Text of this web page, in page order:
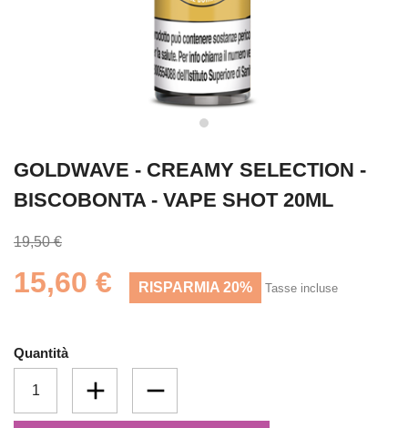
GOLDWAVE - CREAMY SELECTION -
BISCOBONTA - VAPE SHOT 20ML
19,50 €
15,60 € RISPARMIA 20% Tasse incluse
Quantità